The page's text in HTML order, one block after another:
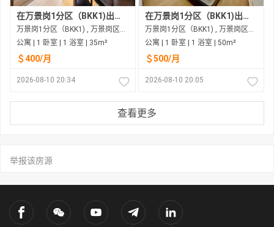
在万景岗1分区（BKK1)出租的公寓
万景岗1分区（BKK1) , 万景岗区（BKK) , 金边市
公寓 | 1 卧室 | 1 浴室 | 35m²
＄400/月
2026-08-10 20:34
在万景岗1分区（BKK1)出租的公寓
万景岗1分区（BKK1) , 万景岗区（BKK) , 金边市
公寓 | 1 卧室 | 1 浴室 | 50m²
＄500/月
2026-08-10 20:05
查看更多
举报该房源